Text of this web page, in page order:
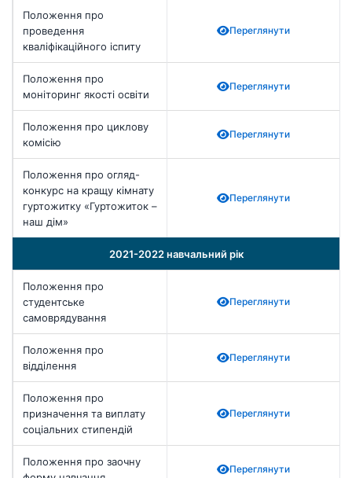
Положення про
проведення
кваліфікаційного іспиту
Переглянути
Положення про
моніторинг якості освіти
Переглянути
Положення про циклову
комісію
Переглянути
Положення про огляд-
конкурс на кращу кімнату
гуртожитку «Гуртожиток –
наш дім»
Переглянути
2021-2022 навчальний рік
Положення про
студентське
самоврядування
Переглянути
Положення про
відділення
Переглянути
Положення про
призначення та виплату
соціальних стипендій
Переглянути
Положення про заочну
Переглянути